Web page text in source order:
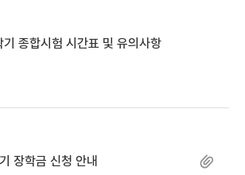
종합시험 시간표 및 유의사항
장학금 신청 안내